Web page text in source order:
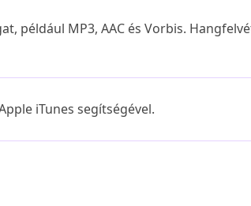
például MP3, AAC és Vorbis.
iTunes segítségével.